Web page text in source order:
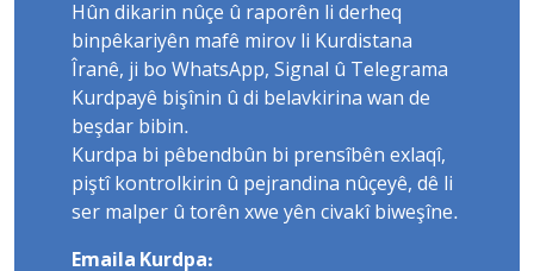
Hûn dikarin nûçe û raporên li derheq
binpêkariyên mafê mirov li Kurdistana
Îranê, ji bo WhatsApp, Signal û Telegrama
Kurdpayê bişînin û di belavkirina wan de
beşdar bibin.
Kurdpa bi pêbendbûn bi prensîbên exlaqî,
piştî kontrolkirin û pejrandina nûçeyê, dê li
ser malper û torên xwe yên civakî biweşîne.
Emaila Kurdpa: